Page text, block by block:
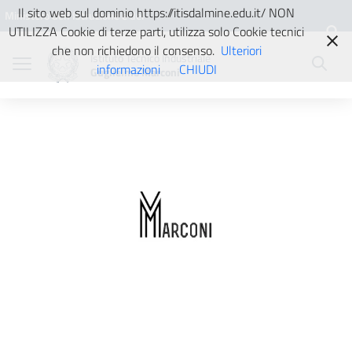
Vai ai contenuti
Vai al menu di navigazione
Vai al footer
Ministero dell'Istruzione e del
Istituto Tecnico Industriale
Guglielmo Marconi
Il sito web sul dominio https://itisdalmine.edu.it/ NON
UTILIZZA Cookie di terze parti, utilizza solo Cookie tecnici
che non richiedono il consenso. Ulteriori
informazioni
CHIUDI